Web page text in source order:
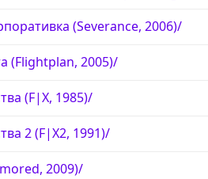
(Severance, 2006)/
(Flightplan, 2005)/
(F|X, 1985)/
2 (F|X2, 1991)/
2009)/